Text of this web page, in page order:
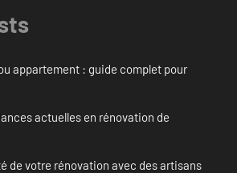
appartement : guide complet pour
actuelles en rénovation de
de votre rénovation avec des artisans